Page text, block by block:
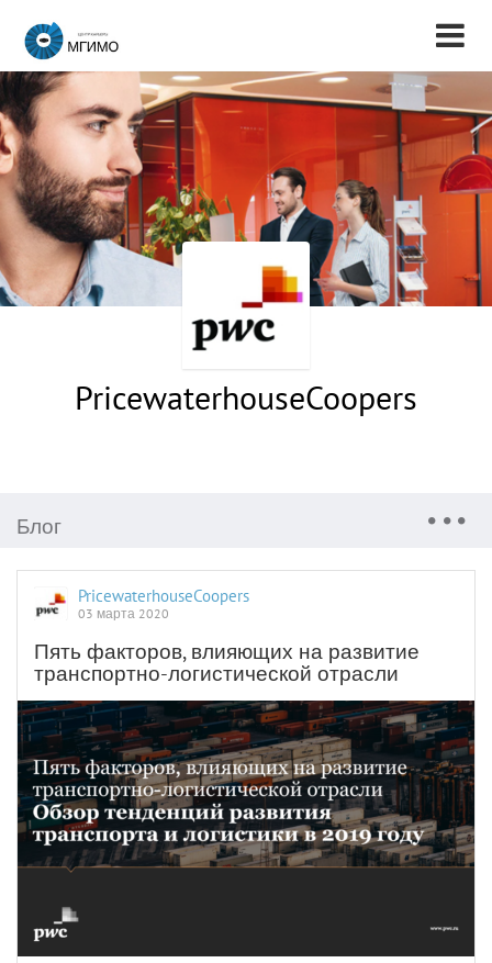
PricewaterhouseCoopers
Блог
PricewaterhouseCoopers
03 марта 2020
Пять факторов, влияющих на развитие
транспортно-логистической отрасли